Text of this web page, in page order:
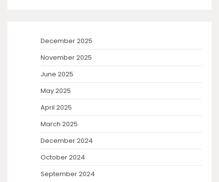
December 2025
November 2025
June 2025
May 2025
April 2025
March 2025
December 2024
October 2024
September 2024